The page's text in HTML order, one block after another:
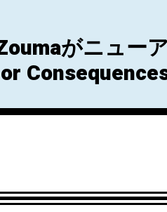
がニュー